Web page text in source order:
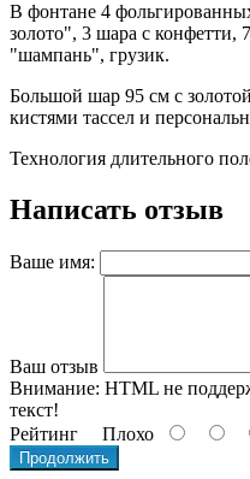
В фонтане 4
золото", 3 шара с
"шампань", грузик.
Большой шар 95 см с
кистями тассел и
Технология длительного
Написать отзыв
Ваше имя:
Ваш отзыв
Внимание: HTML не
текст!
Рейтинг Плохо
Продолжить